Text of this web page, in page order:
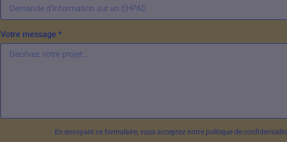
Votre message *
En envoyant ce formulaire, vous acceptez notre politique de